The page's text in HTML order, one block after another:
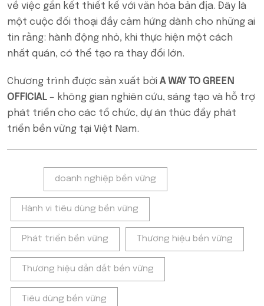
về việc gắn kết thiết kế với văn hóa bản địa. Đây là
một cuộc đối thoại đầy cảm hứng dành cho những ai
tin rằng: hành động nhỏ, khi thực hiện một cách
nhất quán, có thể tạo ra thay đổi lớn.
Chương trình được sản xuất bởi A WAY TO GREEN
OFFICIAL – không gian nghiên cứu, sáng tạo và hỗ trợ
phát triển cho các tổ chức, dự án thúc đẩy phát
triển bền vững tại Việt Nam.
doanh nghiệp bền vững
Hành vi tiêu dùng bền vững
Phát triển bền vững Thương hiệu bền vững
Thương hiệu dẫn dắt bền vững
Tiêu dùng bền vững